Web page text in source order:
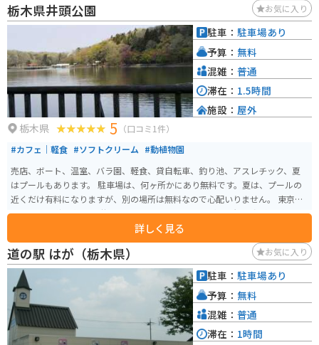
栃木県井頭公園 お気に入り
栃木県 5 （口コミ1件）
#カフェ｜軽食 #ソフトクリーム #動植物園
売店、ボート、温室、バラ園、軽食、貸自転車、釣り池、アスレチック、夏
はプールもあります。 駐車場は、何ヶ所かにあり無料です。夏は、プールの
近くだけ有料になりますが、別の場所は無料なので心配いりません。 東京ド
ーム、約20倍の敷地。 井頭公園のすぐ近くに、野菜直売所や、温泉、宿泊施
ます。まるで、小さなジャングル。 室内に、小さな川もあり、蝶々が沢山い
るので、昆虫が好きな方にはオススメです。 いがしらひだまり亭と言うカフ
ェでは、ガラス張りのお店で、外を見ながら室内で、お食事が出来ます。
詳しく見る
駐車： 駐車場あり
予算： 無料
混雑： 普通
滞在： 1.5時間
施設： 屋外
道の駅 はが（栃木県） お気に入り
駐車： 駐車場あり
予算： 無料
混雑： 普通
滞在： 1時間